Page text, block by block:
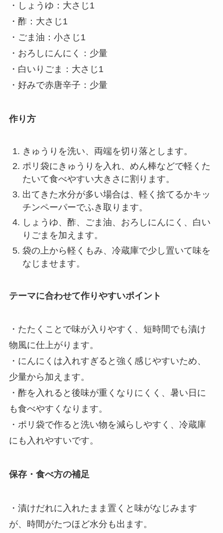
・しょうゆ：大さじ1
・酢：大さじ1
・ごま油：小さじ1
・おろしにんにく：少量
・白いりごま：大さじ1
・好みで赤唐辛子：少量
作り方
きゅうりを洗い、両端を切り落とします。
ポリ袋にきゅうりを入れ、めん棒などで軽くた
たいて食べやすい大きさに割ります。
出てきた水分が多い場合は、軽く捨てるかキッ
チンペーパーでふき取ります。
しょうゆ、酢、ごま油、おろしにんにく、白い
りごまを加えます。
袋の上から軽くもみ、冷蔵庫で少し置いて味を
なじませます。
テーマに合わせて作りやすいポイント
・たたくことで味が入りやすく、短時間でも漬け
物風に仕上がります。
・にんにくは入れすぎると強く感じやすいため、
少量から加えます。
・酢を入れると後味が重くなりにくく、暑い日に
も食べやすくなります。
・ポリ袋で作ると洗い物を減らしやすく、冷蔵庫
にも入れやすいです。
保存・食べ方の補足
・漬けだれに入れたまま置くと味がなじみます
が、時間がたつほど水分も出ます。